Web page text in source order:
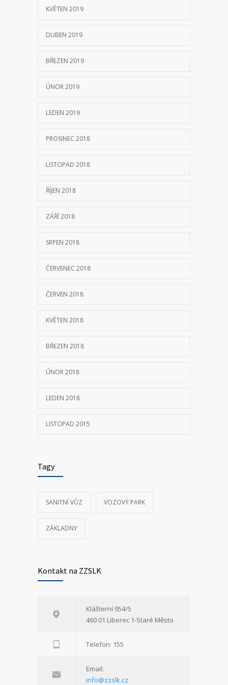
KVĚTEN 2019
DUBEN 2019
BŘEZEN 2019
ÚNOR 2019
LEDEN 2019
PROSINEC 2018
LISTOPAD 2018
ŘÍJEN 2018
ZÁŘÍ 2018
SRPEN 2018
ČERVENEC 2018
ČERVEN 2018
KVĚTEN 2018
BŘEZEN 2018
ÚNOR 2018
LEDEN 2018
LISTOPAD 2015
Tagy
SANITNÍ VŮZ VOZOVÝ PARK
ZÁKLADNY
Kontakt na ZZSLK
Klášterní 954/5
460 01 Liberec 1-Staré Město
Telefon: 155
Email:
info@zzslk.cz